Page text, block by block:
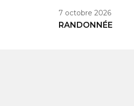
7 octobre 2026
RANDONNÉE